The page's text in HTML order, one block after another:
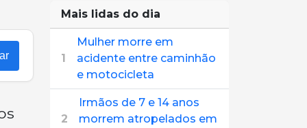
Mais lidas do dia
1
Mulher morre em
acidente entre caminhão
e motocicleta
2
Irmãos de 7 e 14 anos
morrem atropelados em